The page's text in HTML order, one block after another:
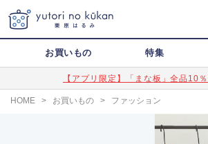
お買いもの 特集
【アプリ限定】「まな板」全品10
HOME > お買いもの > ファッション